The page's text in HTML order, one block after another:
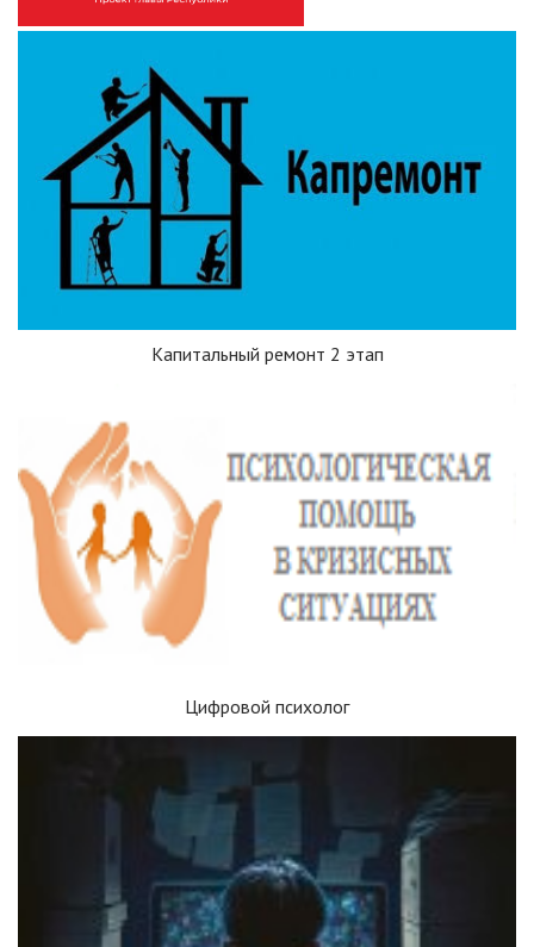
Капитальный ремонт 2 этап
Цифровой психолог